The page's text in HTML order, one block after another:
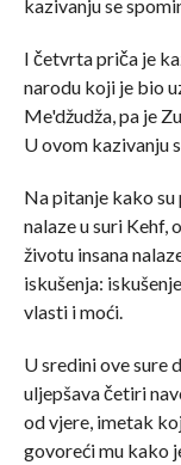
kazivanju se
I četvrta priča je
narodu koji je bio
Me'džudža, pa je
U ovom kazivanju
Na pitanje kako su
nalaze u suri Kehf,
životu insana
iskušenja:
vlasti i moći.
U sredini ove sure
uljepšava četiri
od vjere, imetak
govoreći mu kako